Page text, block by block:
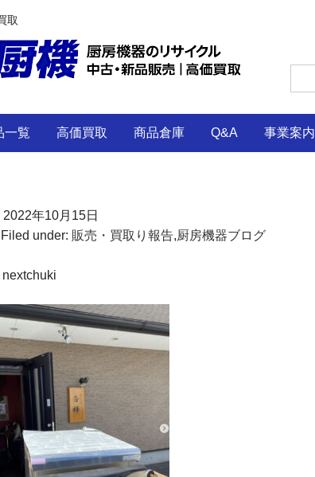
取
一覧 高価買取 商品倉庫 Q&A 事業案内
2022年10月15日
Filed under: 販売・買取り報告,厨房機器ブログ
nextchuki